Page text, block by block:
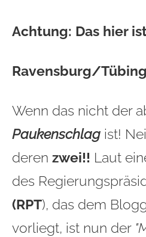
Achtung: Das hier
Ravensburg/
Wenn das nicht der
Paukenschlag ist!
deren zwei!! Laut
des
(RPT), das dem
vorliegt, ist nun der